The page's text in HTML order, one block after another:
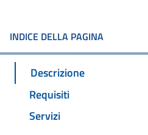
INDICE DELLA PAGINA
Descrizione
Requisiti
Servizi